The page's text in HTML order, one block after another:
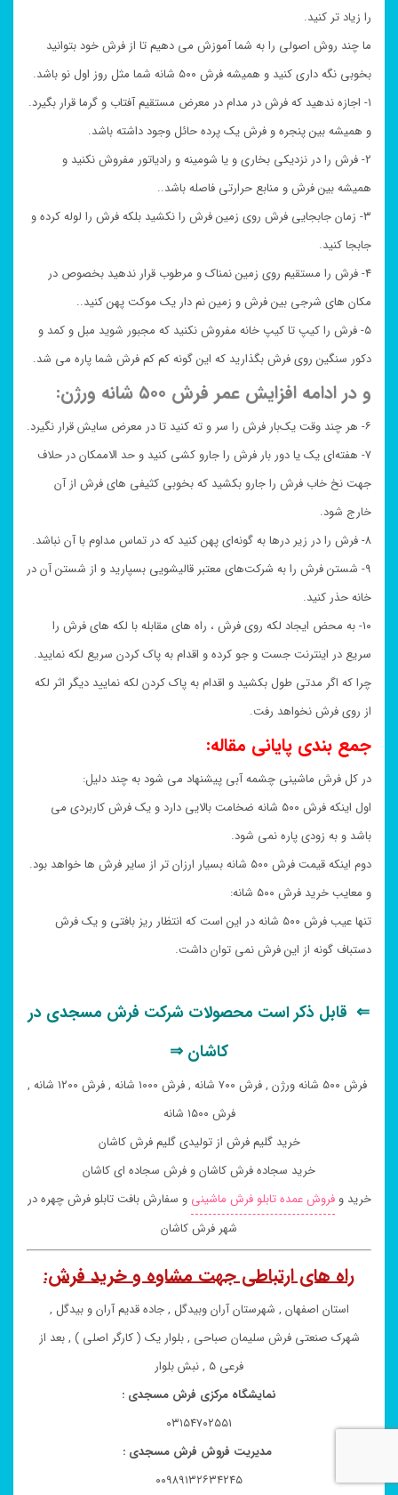
را زیاد تر کنید.
ما چند روش اصولی را به شما آموزش می دهیم تا از فرش خود بتوانید
بخوبی نگه داری کنید و همیشه فرش ۵۰۰ شانه شما مثل روز اول نو باشد.
۱- اجازه ندهید که فرش در مدام در معرض مستقیم آفتاب و گرما قرار بگیرد.
و همیشه بین پنجره و فرش یک پرده حائل وجود داشته باشد.
۲- فرش را در نزدیکی بخاری و یا شومینه و رادیاتور مفروش نکنید و
همیشه بین فرش و منابع حرارتی فاصله باشد..
۳- زمان جابجایی فرش روی زمین فرش را نکشید بلکه فرش را لوله کرده و
جابجا کنید.
۴- فرش را مستقیم روی زمین نمناک و مرطوب قرار ندهید بخصوص در
مکان های شرجی بین فرش و زمین نم دار یک موکت پهن کنید..
۵- فرش را کیپ تا کیپ خانه مفروش نکنید که مجبور شوید مبل و کمد و
دکور سنگین روی فرش بگذارید که این گونه کم کم فرش شما پاره می شد.
و در ادامه افزایش عمر فرش ۵۰۰ شانه ورژن:
۶- هر چند وقت یک‌بار فرش را سر و ته کنید تا در معرض سایش قرار نگیرد.
۷- هفته‌ای یک یا دور بار فرش را جارو کشی کنید و حد الاممکان در حلاف
جهت نخ خاب فرش را جارو بکشید که بخوبی کثیفی های فرش از آن
خارج شود.
۸- فرش را در زیر درها به گونه‌ای پهن کنید که در تماس مداوم با آن نباشد.
۹- شستن فرش را به شرکت‌های معتبر قالیشویی بسپارید و از شستن آن در
خانه حذر کنید.
۱۰- به محض ایجاد لکه روی فرش ، راه های مقابله با لکه های فرش را
سریع در اینترنت جست و جو کرده و اقدام به پاک کردن سریع لکه نمایید.
چرا که اگر مدتی طول بکشید و اقدام به پاک کردن لکه نمایید دیگر اثر لکه
از روی فرش نخواهد رفت.
جمع بندی پایانی مقاله:
در کل فرش ماشینی چشمه آبی پیشنهاد می شود به چند دلیل:
اول اینکه فرش ۵۰۰ شانه ضخامت بالایی دارد و یک فرش کاربردی می
باشد و به زودی پاره نمی شود.
دوم اینکه قیمت فرش ۵۰۰ شانه بسیار ارزان تر از سایر فرش ها خواهد بود.
و معایب خرید فرش ۵۰۰ شانه:
تنها عیب فرش ۵۰۰ شانه در این است که انتظار ریز بافتی و یک فرش
دستباف گونه از این فرش نمی توان داشت.
⇐ قابل ذکر است محصولات شرکت فرش مسجدی در
کاشان ⇒
فرش ۵۰۰ شانه ورژن , فرش ۷۰۰ شانه , فرش ۱۰۰۰ شانه , فرش ۱۲۰۰ شانه ,
فرش ۱۵۰۰ شانه
خرید گلیم فرش از تولیدی گلیم فرش کاشان
خرید سجاده فرش کاشان و فرش سجاده ای کاشان
خرید وفروش عمده تابلو فرش ماشینی و سفارش بافت تابلو فرش چهره در
شهر فرش کاشان
راه های ارتباطی جهت مشاوه و خرید فرش:
استان اصفهان , شهرستان آران وبیدگل , جاده قدیم آران و بیدگل ,
شهرک صنعتی فرش سلیمان صباحی , بلوار یک ( کارگر اصلی ) , بعد از
فرعی ۵ , نبش بلوار
نمایشگاه مرکزی فرش مسجدی :
۰۳۱۵۴۷۰۲۵۵۱
مدیریت فروش فرش مسجدی :
۰۰۹۸۹۱۳۲۶۳۴۲۴۵